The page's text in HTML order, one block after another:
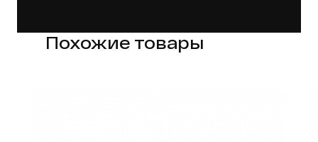
Похожие товары